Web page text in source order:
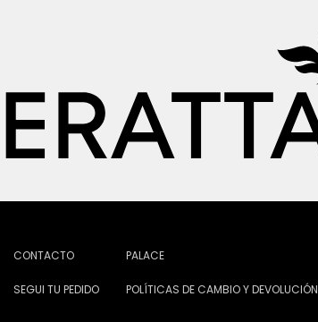
CONTACTO PALACE
SEGUI TU PEDIDO POLÍTICAS DE CAMBIO Y DEVOLUCIÓN